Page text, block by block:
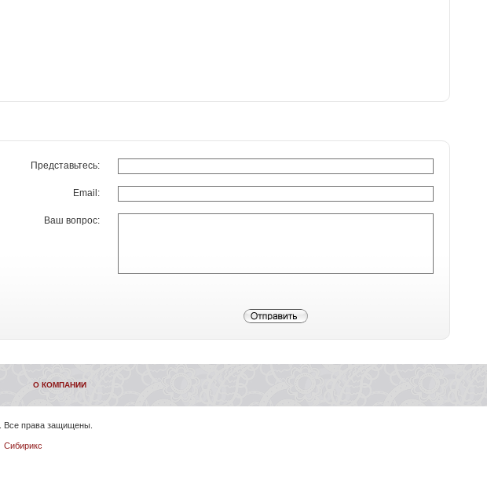
Представьтесь:
Email:
Ваш вопрос:
О КОМПАНИИ
. Все права защищены.
Сибирикс